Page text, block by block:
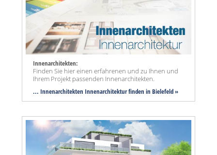
Innenarchitekten:
Finden Sie hier einen erfahrenen und zu Ihnen und
Ihrem Projekt passenden Innenarchitekten.
... Innenarchitekten Innenarchitektur finden in Bielefeld »